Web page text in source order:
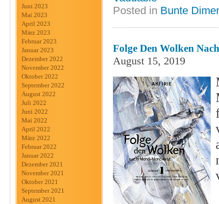
Juni 2023
Mai 2023
April 2023
März 2023
Februar 2023
Januar 2023
Dezember 2022
November 2022
Oktober 2022
September 2022
August 2022
Juli 2022
Juni 2022
Mai 2022
April 2022
März 2022
Februar 2022
Januar 2022
Dezember 2021
November 2021
Oktober 2021
September 2021
August 2021
Posted in Bunte
Folge Den Wolken
August 15, 2019